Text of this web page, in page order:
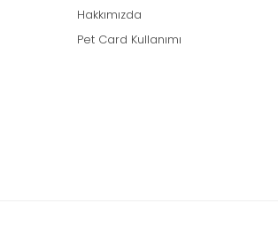
Hakkımızda
Pet Card Kullanımı